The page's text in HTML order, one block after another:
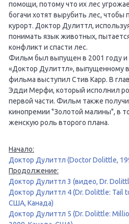
помощи, потому что их лес
богачи хотят вырубить лес, чтобы
курорт. Доктор Дулиттл,
понимать язык животных,
конфликт и спасти лес.
Фильм был выпущен в 2001 году и
«Доктор Дулиттл», выпущенному
фильма выступил Стив Карр. В
Эдди Мерфи, который исполнил
первой части. Фильм также
кинопремии "Золотой малины", в
женскую роль второго плана.
Начало:
Доктор Дулиттл (Doctor Dolittle,
Продолжение:
Доктор Дулиттл 3 (видео, Dr.
Доктор Дулиттл 4 (Dr. Dolittle: Tail
США, Канада)
Доктор Дулиттл 5 (Dr. Dolittle: